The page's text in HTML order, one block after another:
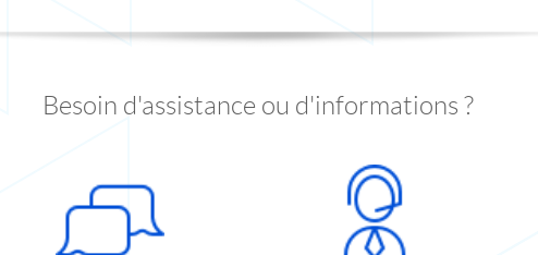
Besoin d'assistance ou d'informations ?